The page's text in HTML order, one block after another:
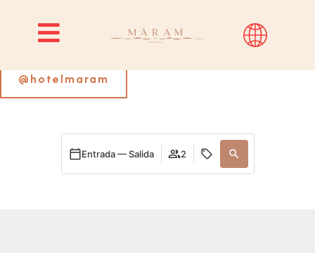
Siguenos en Instagram
@hotelmaram
Entrada — Salida 2